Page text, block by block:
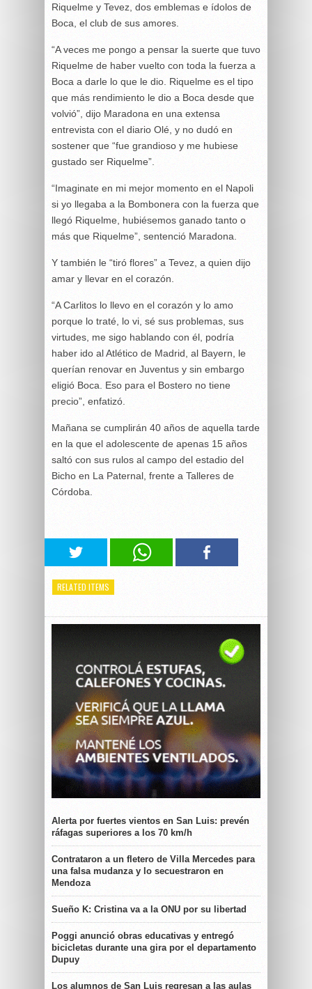
Riquelme y Tevez, dos emblemas e ídolos de
Boca, el club de sus amores.
“A veces me pongo a pensar la suerte que tuvo
Riquelme de haber vuelto con toda la fuerza a
Boca a darle lo que le dio. Riquelme es el tipo
que más rendimiento le dio a Boca desde que
volvió”, dijo Maradona en una extensa
entrevista con el diario Olé, y no dudó en
sostener que “fue grandioso y me hubiese
gustado ser Riquelme”.
“Imaginate en mi mejor momento en el Napoli
si yo llegaba a la Bombonera con la fuerza que
llegó Riquelme, hubiésemos ganado tanto o
más que Riquelme”, sentenció Maradona.
Y también le “tiró flores” a Tevez, a quien dijo
amar y llevar en el corazón.
“A Carlitos lo llevo en el corazón y lo amo
porque lo traté, lo vi, sé sus problemas, sus
virtudes, me sigo hablando con él, podría
haber ido al Atlético de Madrid, al Bayern, le
querían renovar en Juventus y sin embargo
eligió Boca. Eso para el Bostero no tiene
precio”, enfatizó.
Mañana se cumplirán 40 años de aquella tarde
en la que el adolescente de apenas 15 años
saltó con sus rulos al campo del estadio del
Bicho en La Paternal, frente a Talleres de
Córdoba.
RELATED ITEMS
Alerta por fuertes vientos en San Luis: prevén
ráfagas superiores a los 70 km/h
Contrataron a un fletero de Villa Mercedes para
una falsa mudanza y lo secuestraron en
Mendoza
Sueño K: Cristina va a la ONU por su libertad
Poggi anunció obras educativas y entregó
bicicletas durante una gira por el departamento
Dupuy
Los alumnos de San Luis regresan a las aulas